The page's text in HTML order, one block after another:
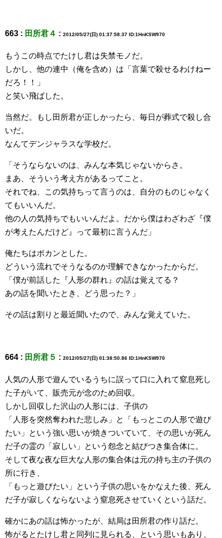
663 : 田所君４ : 2012/05/27(日) 01:37:58.37 ID:1HnKSW970
もうこの時点でたけし君は失禁モノだ。
しかし、他の連中（俺を含め）は「言葉で殺せるわけねー
だろ！！」
と笑い飛ばした。
当然だ。もし田所君が正しかったら、毎日が葬式で殺し合
いだ。
なんてデンジャラスな学校だ。
「そうならないのは、みんな本気じゃないからさ。
まあ、そういう考え方があるってこと。
それでね、この気持ちって言うのは、自分のものじゃなく
てもいいんだ。
他の人の気持ちでもいいんだよ。だから僕はわざわざ『僕
が考えたんだけど』って最初に言うんだ」
俺たちはポカンとした。
どういう流れでそうなるのか理解できなかったからだ。
「僕が前話した『人形の群れ』の話は覚えてる？
あの話を聞いたとき、どう思った？」
その話は割りと最近聞いたので、みんな覚えていた。
664 : 田所君５ : 2012/05/27(日) 01:38:50.86 ID:1HnKSW970
人気の人形で遊んでいるうちに誤って口に入れて窒息死し
た子がいて、販売元が念のため回収。
しかし回収した沢山の人形には、子供の
「人形を突然奪われた悲しみ」と「もっとこの人形で遊び
たい」という強い思いが焼きついていて、その思いが死ん
だ子の霊の「寂しい」という怨念と結びつき集合体に。
そして夜な夜な巨大な人形の集合体は元の持ち主の子供の
所に行き、
「もっと遊びたい」という子供の思いをかなえた後、死ん
だ子が寂しくならないよう窒息死させていくという話だ。
確かにあの話は怖かったが、結局は田所君の作り話だ。
怖がるとたけし君と同列に見られる、という思いもあり、